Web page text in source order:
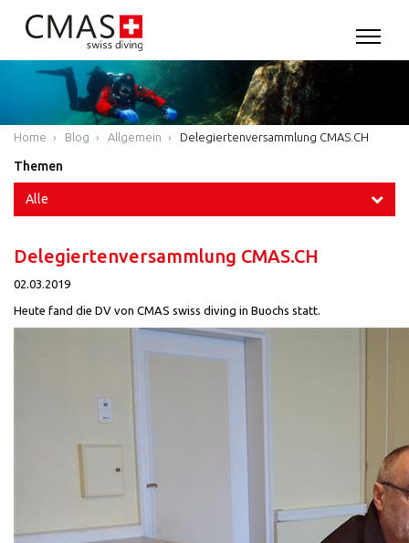
Home Blog Allgemein Delegiertenversammlung CMAS.CH
Themen
Alle
Delegiertenversammlung CMAS.CH
02.03.2019
Heute fand die DV von CMAS swiss diving in Buochs statt.